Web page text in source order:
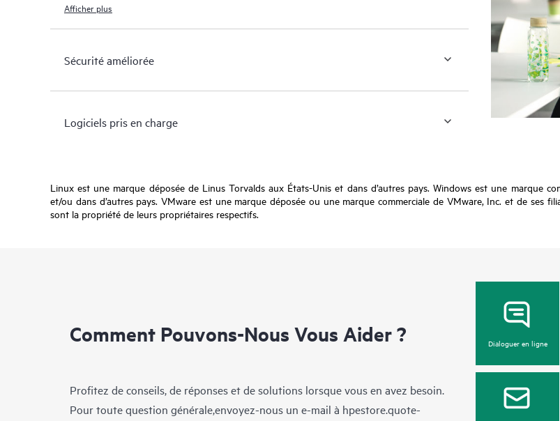
Afficher plus
Sécurité améliorée
Logiciels pris en charge
Linux est une marque déposée de Linus Torvalds aux États-Unis et dans d’autres pays. Windows est une marque
et/ou dans d’autres pays. VMware est une marque déposée ou une marque commerciale de VMware, Inc. et de ses
sont la propriété de leurs propriétaires respectifs.
Comment Pouvons-Nous Vous Aider ?
Profitez de conseils, de réponses et de solutions lorsque vous en avez besoin.
Pour toute question générale,envoyez-nous un e-mail à hpestore.quote-
Dialoguer en ligne